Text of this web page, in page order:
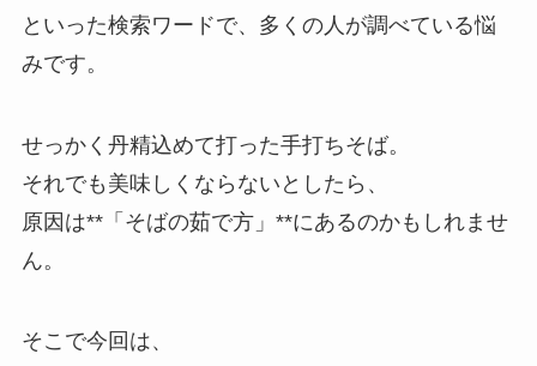
といった検索ワードで、多くの人が調べている悩
みです。
せっかく丹精込めて打った手打ちそば。
それでも美味しくならないとしたら、
原因は**「そばの茹で方」**にあるのかもしれませ
ん。
そこで今回は、